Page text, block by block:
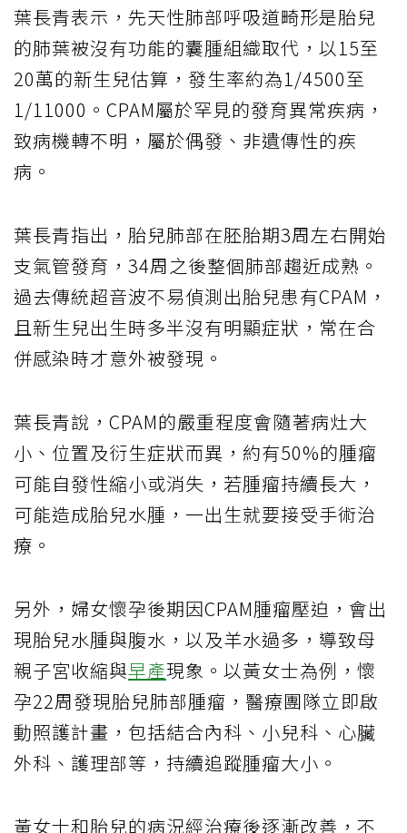
葉長青表示，先天性肺部呼吸道畸形是胎兒
的肺葉被沒有功能的囊腫組織取代，以15至
20萬的新生兒估算，發生率約為1/4500至
1/11000。CPAM屬於罕見的發育異常疾病，
致病機轉不明，屬於偶發、非遺傳性的疾
病。
葉長青指出，胎兒肺部在胚胎期3周左右開始
支氣管發育，34周之後整個肺部趨近成熟。
過去傳統超音波不易偵測出胎兒患有CPAM，
且新生兒出生時多半沒有明顯症狀，常在合
併感染時才意外被發現。
葉長青說，CPAM的嚴重程度會隨著病灶大
小、位置及衍生症狀而異，約有50%的腫瘤
可能自發性縮小或消失，若腫瘤持續長大，
可能造成胎兒水腫，一出生就要接受手術治
療。
另外，婦女懷孕後期因CPAM腫瘤壓迫，會出
現胎兒水腫與腹水，以及羊水過多，導致母
親子宮收縮與早產現象。以黃女士為例，懷
孕22周發現胎兒肺部腫瘤，醫療團隊立即啟
動照護計畫，包括結合內科、小兒科、心臟
外科、護理部等，持續追蹤腫瘤大小。
黃女士和胎兒的病況經治療後逐漸改善，不